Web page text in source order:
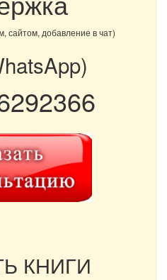
сайтом, добавление в чат)
КНИГИ